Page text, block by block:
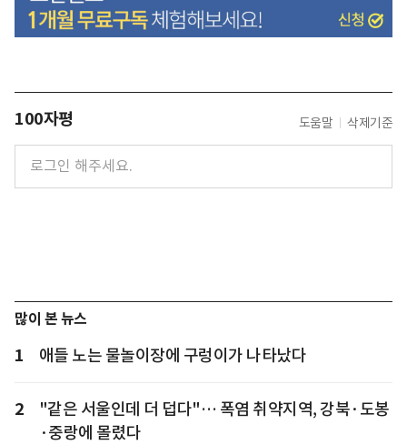
100자평 도움말 삭제기준
많이 본 뉴스
1 애들 노는 물놀이장에 구렁이가 나타났다
2
"같은 서울인데 더 덥다"… 폭염 취약지역, 강북·도봉
·중랑에 몰렸다